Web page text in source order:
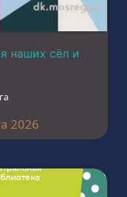
наших сёл и
2026